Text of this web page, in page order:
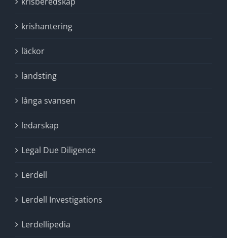
krishantering
läckor
landsting
långa svansen
ledarskap
Legal Due Diligence
Lerdell
Lerdell Investigations
Lerdellipedia